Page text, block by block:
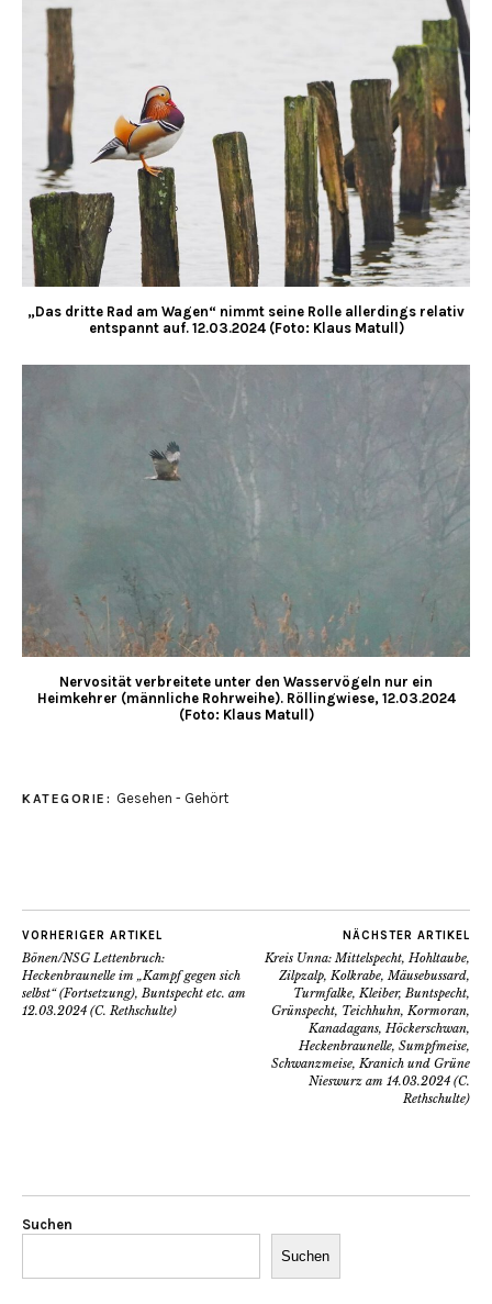
„Das dritte Rad am Wagen“ nimmt seine Rolle allerdings relativ
entspannt auf. 12.03.2024 (Foto: Klaus Matull)
Nervosität verbreitete unter den Wasservögeln nur ein
Heimkehrer (männliche Rohrweihe). Röllingwiese, 12.03.2024
(Foto: Klaus Matull)
KATEGORIE: Gesehen - Gehört
VORHERIGER ARTIKEL
Bönen/NSG Lettenbruch:
Heckenbraunelle im „Kampf gegen sich
selbst“ (Fortsetzung), Buntspecht etc. am
12.03.2024 (C. Rethschulte)
NÄCHSTER ARTIKEL
Kreis Unna: Mittelspecht, Hohltaube,
Zilpzalp, Kolkrabe, Mäusebussard,
Turmfalke, Kleiber, Buntspecht,
Grünspecht, Teichhuhn, Kormoran,
Kanadagans, Höckerschwan,
Heckenbraunelle, Sumpfmeise,
Schwanzmeise, Kranich und Grüne
Nieswurz am 14.03.2024 (C.
Rethschulte)
Suchen
Suchen